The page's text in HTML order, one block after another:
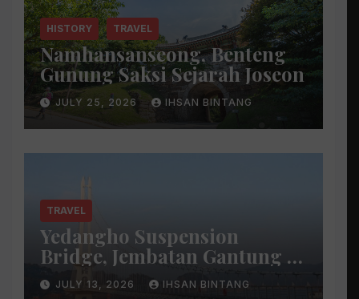
HISTORY TRAVEL
Namhansanseong, Benteng
Gunung Saksi Sejarah Joseon
JULY 25, 2026 IHSAN BINTANG
TRAVEL
Yedangho Suspension
Bridge, Jembatan Gantung di
Atas Danau
JULY 13, 2026 IHSAN BINTANG